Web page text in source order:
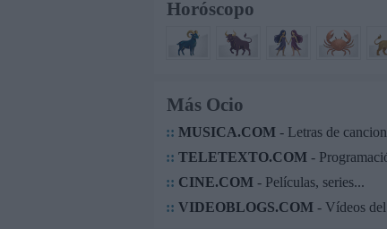
Horóscopo
Más Ocio
:: MUSICA.COM- Letras de
:: TELETEXTO.COM-
:: CINE.COM- Películas, series...
:: VIDEOBLOGS.COM- Vídeos del